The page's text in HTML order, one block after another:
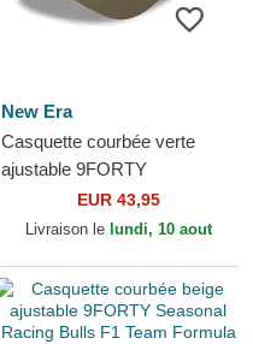
New Era
Casquette courbée verte
ajustable 9FORTY
REPREVE Wordmark Red
Bull Racing Formula 1 New
EUR 43,95
Livraison le lundi, 10 aout